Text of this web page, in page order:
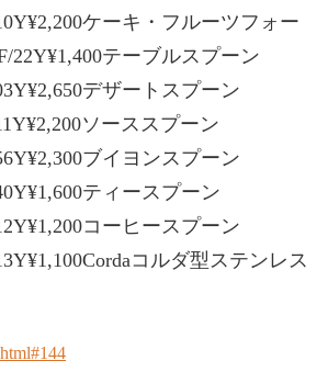
ケーキ・フルーツフォー
22Y¥1,400テーブルスプーン
デザートスプーン
ソーススプーン
ブイヨンスプーン
ティースプーン
コーヒースプーン
コルダ型ステンレス